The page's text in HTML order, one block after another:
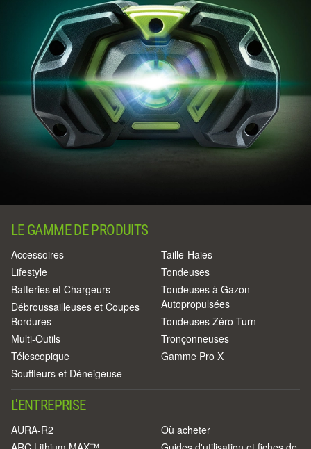
LE GAMME DE PRODUITS
Accessoires
Lifestyle
Batteries et Chargeurs
Débroussailleuses et Coupes
Bordures
Multi-Outils
Télescopique
Souffleurs et Déneigeuse
Taille-Haies
Tondeuses
Tondeuses à Gazon
Autopropulsées
Tondeuses Zéro Turn
Tronçonneuses
Gamme Pro X
L'ENTREPRISE
AURA-R2
Où acheter